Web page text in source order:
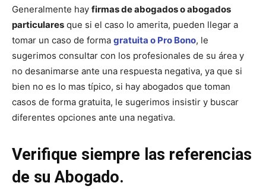
Generalmente hay firmas de abogados o abogados
particulares que si el caso lo amerita, pueden llegar a
tomar un caso de forma gratuita o Pro Bono, le
sugerimos consultar con los profesionales de su área y
no desanimarse ante una respuesta negativa, ya que si
bien no es lo mas típico, si hay abogados que toman
casos de forma gratuita, le sugerimos insistir y buscar
diferentes opciones ante una negativa.
Verifique siempre las referencias
de su Abogado.